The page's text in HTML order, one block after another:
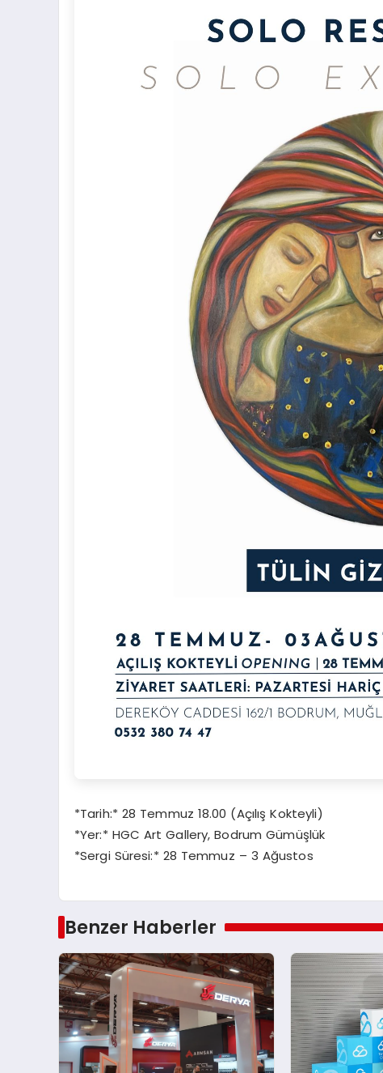
*Tarih:* 28 Temmuz 18.00 (Açılış Kokteyli)
*Yer:* HGC Art Gallery, Bodrum Gümüşlük
*Sergi Süresi:* 28 Temmuz – 3 Ağustos
Benzer Haberler